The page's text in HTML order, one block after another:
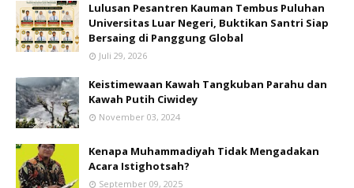
Lulusan Pesantren Kauman Tembus Puluhan
Universitas Luar Negeri, Buktikan Santri Siap
Bersaing di Panggung Global
Juli 29, 2026
Keistimewaan Kawah Tangkuban Parahu dan
Kawah Putih Ciwidey
November 03, 2024
Kenapa Muhammadiyah Tidak Mengadakan
Acara Istighotsah?
September 09, 2025